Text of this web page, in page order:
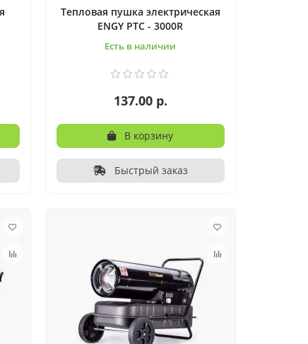
Тепловая пушка электрическая
ENGY PTC - 3000R
Есть в наличии
137.00 р.
В корзину
Быстрый заказ